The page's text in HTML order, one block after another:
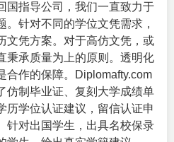
国指导公司，我们一直致力于
针对不同的学位文凭需求，
文凭方案。对于高仿文凭，或
秉承质量为上的原则。透明化
合作的保障。Diplomafty.com
仿制毕业证、复刻大学成绩单
历学位认证建议，留信认证申
针对出国学生，出具名校保录